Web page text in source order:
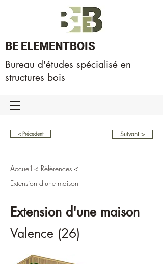
BE ELEMENTBOIS
Bureau d'études spécialisé en
structures bois
< Précedent Suivant >
Accueil < Références <
Extension d'une maison
Extension d'une maison
Valence (26)